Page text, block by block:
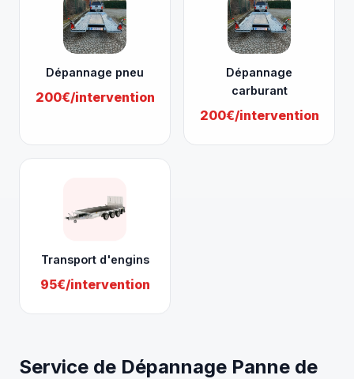
Dépannage pneu
200€/intervention
Dépannage
carburant
200€/intervention
Transport d'engins
95€/intervention
Service de Dépannage Panne de